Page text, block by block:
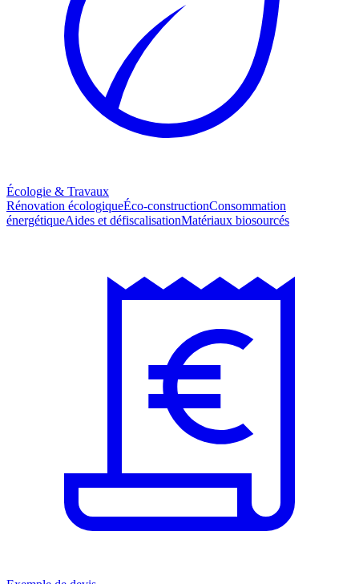
Écologie & Travaux
Rénovation écologiqueÉco-constructionConsommation
énergétiqueAides et défiscalisationMatériaux biosourcés